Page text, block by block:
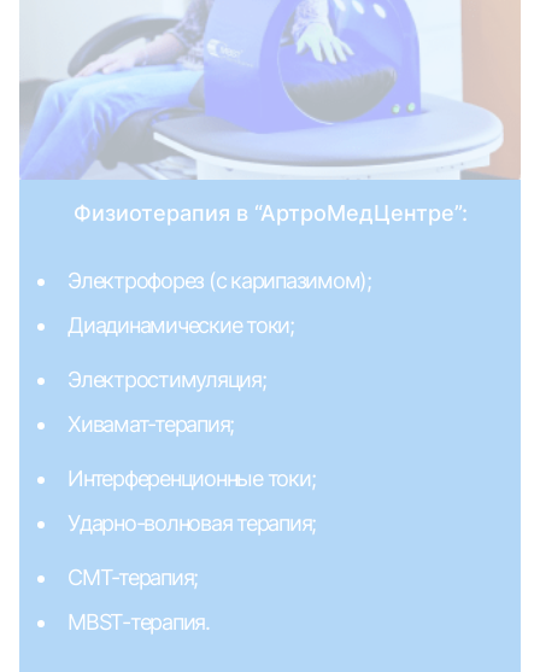
Физиотерапия в “АртроМедЦентре”:
Электрофорез (с карипазимом);
Диадинамические токи;
Электростимуляция;
Хивамат-терапия;
Интерференционные токи;
Ударно-волновая терапия;
СМТ-терапия;
MBST-терапия.